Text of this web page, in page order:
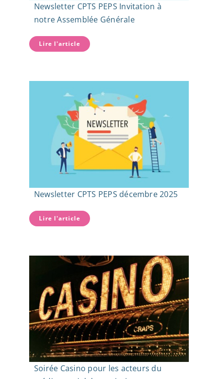
Newsletter CPTS PEPS Invitation à
notre Assemblée Générale
Lire l'article
Newsletter CPTS PEPS décembre 2025
Lire l'article
Soirée Casino pour les acteurs du